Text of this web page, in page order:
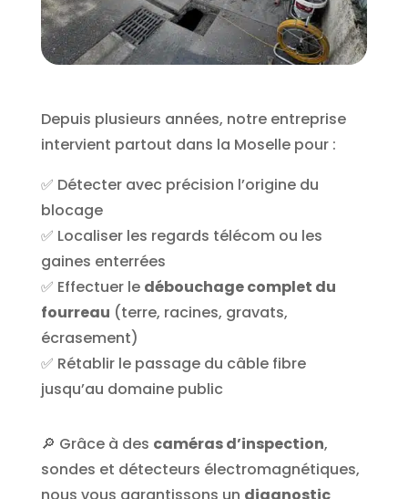
Depuis plusieurs années, notre entreprise
intervient partout dans la Moselle pour :
✅ Détecter avec précision l’origine du
blocage
✅ Localiser les regards télécom ou les
gaines enterrées
✅ Effectuer le débouchage complet du
fourreau (terre, racines, gravats,
écrasement)
✅ Rétablir le passage du câble fibre
jusqu’au domaine public
🔎 Grâce à des caméras d’inspection,
sondes et détecteurs électromagnétiques,